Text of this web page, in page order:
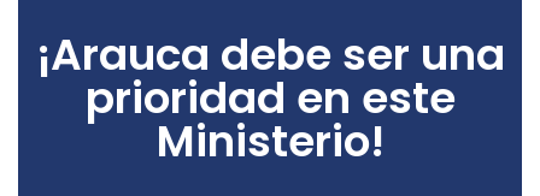
¡Arauca debe ser una
prioridad en este
Ministerio!